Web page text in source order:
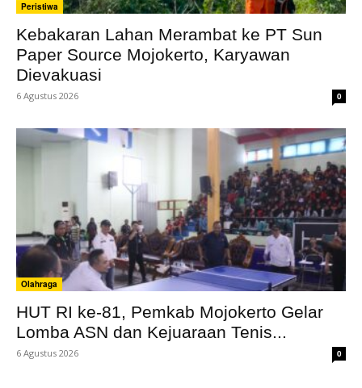
Peristiwa
Kebakaran Lahan Merambat ke PT Sun
Paper Source Mojokerto, Karyawan
Dievakuasi
6 Agustus 2026 0
Olahraga
HUT RI ke-81, Pemkab Mojokerto Gelar
Lomba ASN dan Kejuaraan Tenis...
6 Agustus 2026 0